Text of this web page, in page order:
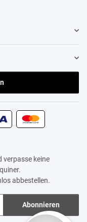
verpasse keine
abbestellen.
Abonnieren